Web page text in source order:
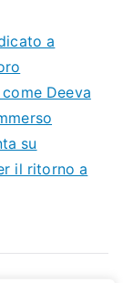
a
Deeva
su
il ritorno a